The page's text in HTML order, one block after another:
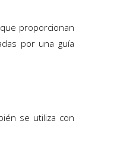
proporcionan
por una guía
se utiliza con